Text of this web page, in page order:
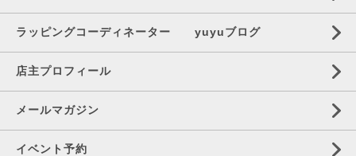
ラッピングコーディネーター yuyuブログ
店主プロフィール
メールマガジン
イベント予約